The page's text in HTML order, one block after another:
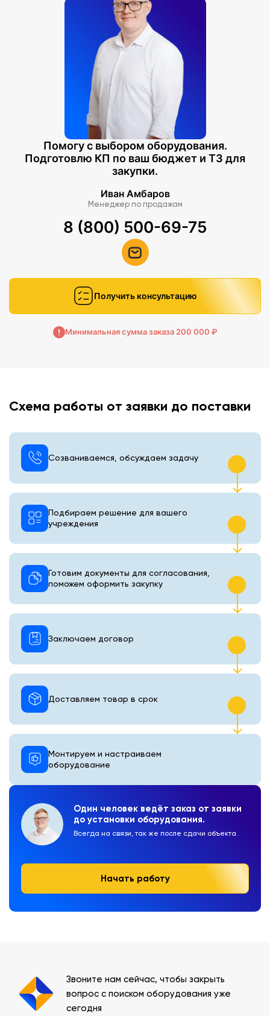
Помогу с выбором оборудования.
Подготовлю КП по ваш бюджет и ТЗ для
закупки.
Иван Амбаров
Менеджер по продажам
8 (800) 500-69-75
Получить консультацию
Минимальная сумма заказа 200 000 ₽
Схема работы от заявки до поставки
Один человек ведёт заказ от заявки
до установки оборудования.
Всегда на связи, так же после сдачи объекта.
Начать работу
Созваниваемся, обсуждаем задачу
Подбираем решение для вашего
учреждения
Готовим документы для согласования,
поможем оформить закупку
Монтируем и настраиваем
оборудование
Доставляем товар в срок
Заключаем договор
Звоните нам сейчас, чтобы закрыть
вопрос с поиском оборудования уже
сегодня